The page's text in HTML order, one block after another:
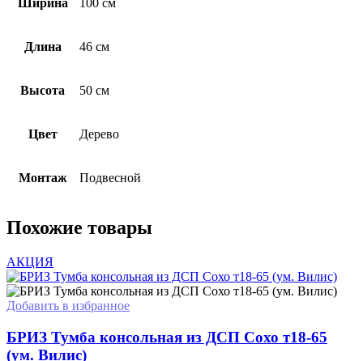
Ширина 100 см
Длина 46 см
Высота 50 см
Цвет Дерево
Монтаж Подвесной
Похожие товары
АКЦИЯ
Добавить в избранное
БРИЗ Тумба консольная из ДСП Сохо т18-65
(ум. Вилис)